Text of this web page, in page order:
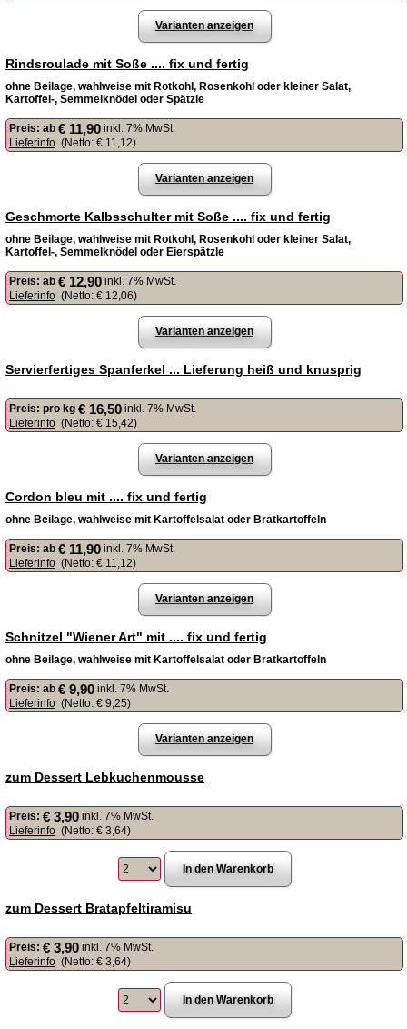
Varianten anzeigen
Rindsroulade mit Soße .... fix und fertig
ohne Beilage, wahlweise mit Rotkohl, Rosenkohl oder kleiner Salat,
Kartoffel-, Semmelknödel oder Spätzle
Preis: ab € 11,90 inkl. 7% MwSt.
Lieferinfo (Netto: € 11,12)
Varianten anzeigen
Geschmorte Kalbsschulter mit Soße .... fix und fertig
ohne Beilage, wahlweise mit Rotkohl, Rosenkohl oder kleiner Salat,
Kartoffel-, Semmelknödel oder Eierspätzle
Preis: ab € 12,90 inkl. 7% MwSt.
Lieferinfo (Netto: € 12,06)
Varianten anzeigen
Servierfertiges Spanferkel ... Lieferung heiß und knusprig
Preis: pro kg € 16,50 inkl. 7% MwSt.
Lieferinfo (Netto: € 15,42)
Varianten anzeigen
Cordon bleu mit .... fix und fertig
ohne Beilage, wahlweise mit Kartoffelsalat oder Bratkartoffeln
Preis: ab € 11,90 inkl. 7% MwSt.
Lieferinfo (Netto: € 11,12)
Varianten anzeigen
Schnitzel "Wiener Art" mit .... fix und fertig
ohne Beilage, wahlweise mit Kartoffelsalat oder Bratkartoffeln
Preis: ab € 9,90 inkl. 7% MwSt.
Lieferinfo (Netto: € 9,25)
Varianten anzeigen
zum Dessert Lebkuchenmousse
Preis: € 3,90 inkl. 7% MwSt.
Lieferinfo (Netto: € 3,64)
zum Dessert Bratapfeltiramisu
Preis: € 3,90 inkl. 7% MwSt.
Lieferinfo (Netto: € 3,64)